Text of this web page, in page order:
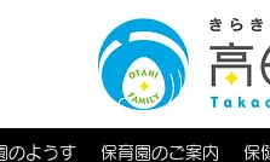
のようす 保育園のご案内 保